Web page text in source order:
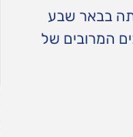
בבאר שבע
המרובים של